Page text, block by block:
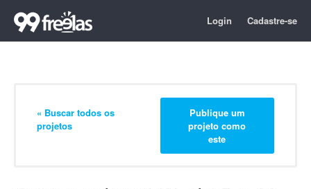
Login Cadastre-se
« Buscar todos os
projetos
Publique um
projeto como
este